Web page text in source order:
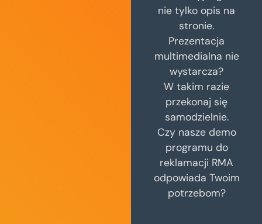
nie tylko opis na
stronie.
Prezentacja
multimedialna nie
wystarcza?
W takim razie
przekonaj się
samodzielnie.
Czy nasze demo
programu do
reklamacji RMA
odpowiada Twoim
potrzebom?